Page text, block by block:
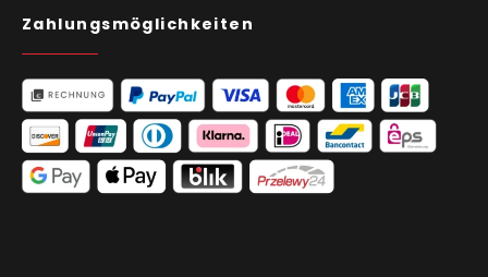
Zahlungsmöglichkeiten